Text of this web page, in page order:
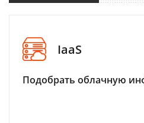
IaaS
Подобрать облачную